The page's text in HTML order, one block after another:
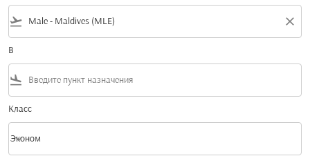
flight_takeoff close
В
flight_land
Класс
Класс option Эконом Selected
Эконом
keyboard_arrow_down